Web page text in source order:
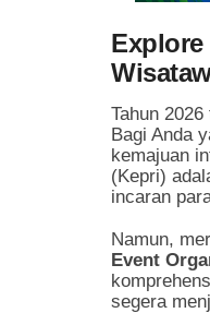
Explore
Tahun
Bagi Anda
kemajuan
(Kepri)
incaran
Namun,
Event
segera